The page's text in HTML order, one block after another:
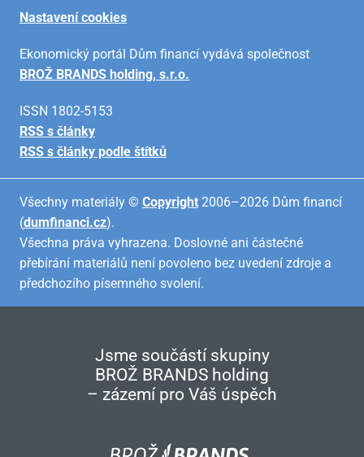
Nastavení cookies
Ekonomický portál Dům financí vydává společnost
BROŽ BRANDS holding, s.r.o.
ISSN 1802-5153
RSS s články
RSS s články podle štítků
Všechny materiály © Copyright 2006–2026 Dům financí
(dumfinanci.cz).
Všechna práva vyhrazena. Doslovné ani částečné
přebírání materiálů není povoleno bez uvedení zdroje a
předchozího písemného svolení.
Jsme součástí skupiny
BROŽ BRANDS holding
– zázemí pro Váš úspěch